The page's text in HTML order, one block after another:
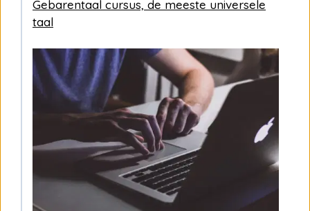
Gebarentaal cursus, de meeste universele
taal